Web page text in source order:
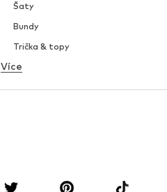
Šaty
Bundy
Trička & topy
Spodní prádlo
Halenky & tuniky
Premium
Více